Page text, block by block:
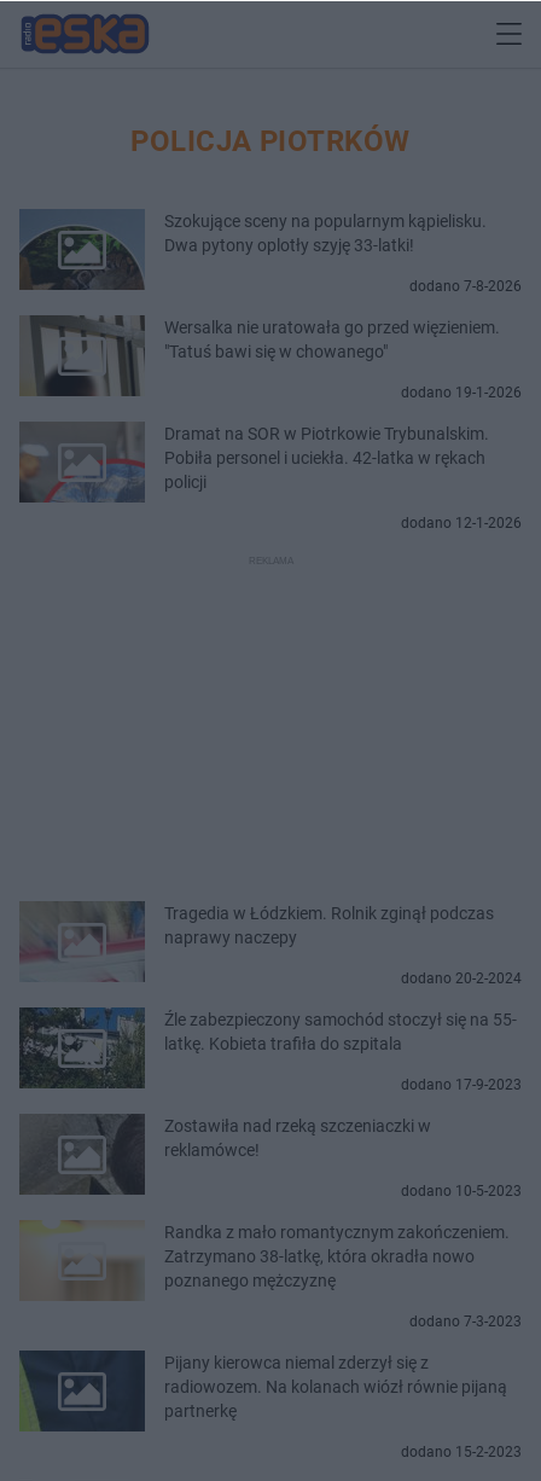
POLICJA PIOTRKÓW
Szokujące sceny na popularnym kąpielisku.
Dwa pytony oplotły szyję 33-latki!
dodano 7-8-2026
Wersalka nie uratowała go przed więzieniem.
"Tatuś bawi się w chowanego"
dodano 19-1-2026
Dramat na SOR w Piotrkowie Trybunalskim.
Pobiła personel i uciekła. 42-latka w rękach
policji
dodano 12-1-2026
Tragedia w Łódzkiem. Rolnik zginął podczas
naprawy naczepy
dodano 20-2-2024
Źle zabezpieczony samochód stoczył się na 55-
latkę. Kobieta trafiła do szpitala
dodano 17-9-2023
Zostawiła nad rzeką szczeniaczki w
reklamówce!
dodano 10-5-2023
Randka z mało romantycznym zakończeniem.
Zatrzymano 38-latkę, która okradła nowo
poznanego mężczyznę
dodano 7-3-2023
Pijany kierowca niemal zderzył się z
radiowozem. Na kolanach wiózł równie pijaną
partnerkę
dodano 15-2-2023